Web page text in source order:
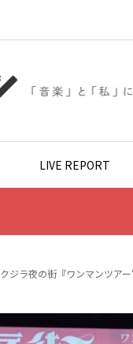
LIVE REPORT
クジラ夜の街『ワンマンツア